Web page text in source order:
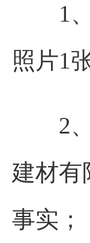
1、
照片1
2、
建材有
事实；